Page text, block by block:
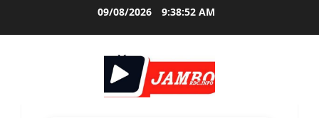
09/08/2026 9:38:53 AM